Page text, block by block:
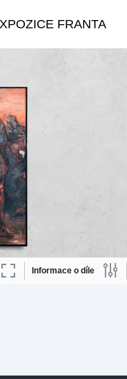
FRANTA
Informace o díle